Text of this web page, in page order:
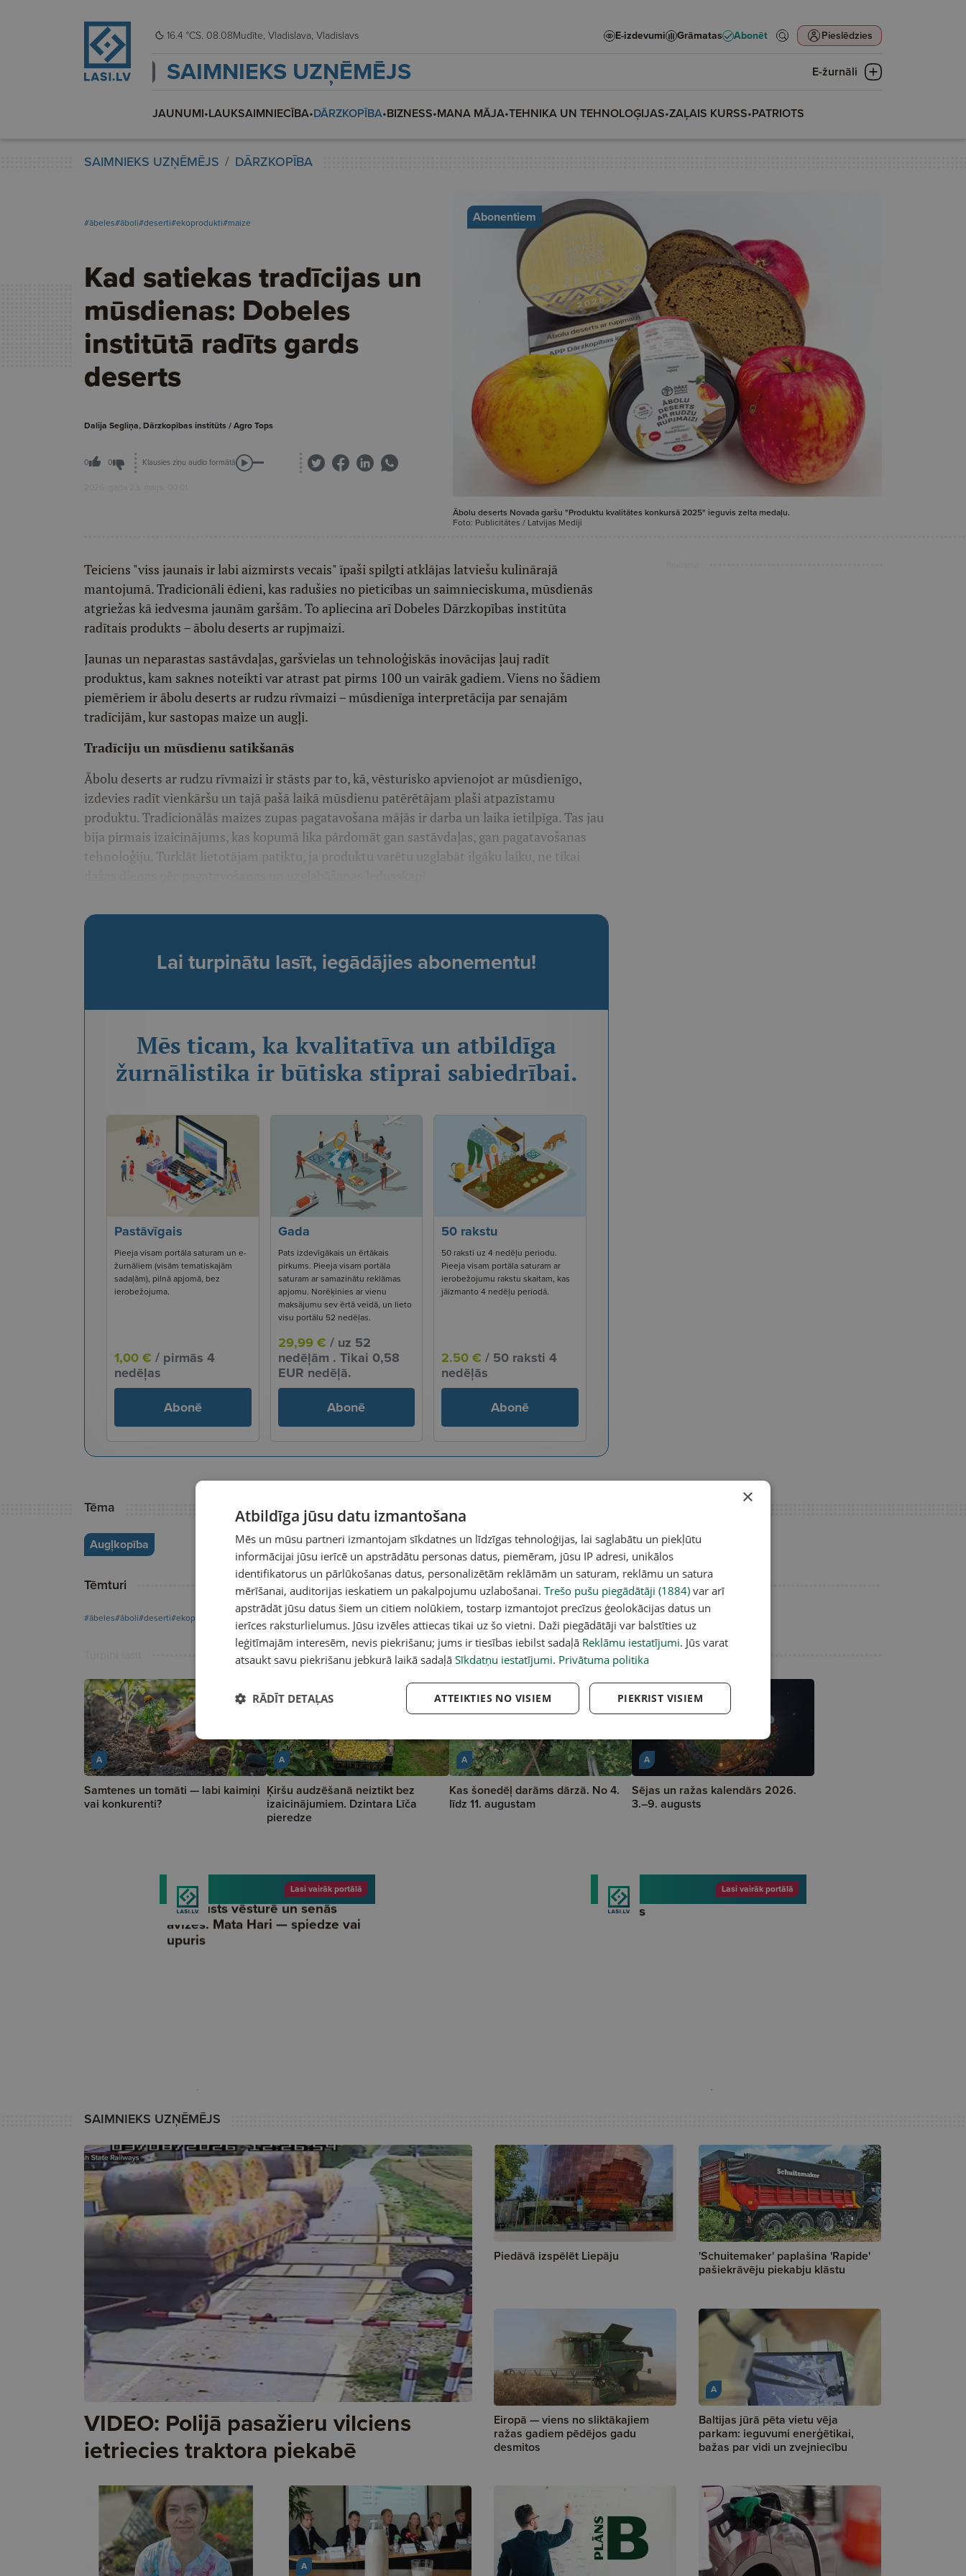
16.4 °CS. 08.08 Mudīte, Vladislava, Vladislavs E-izdevumi Grāmatas Abonēt Pieslēdzies
SAIMNIEKS UZŅĒMĒJS E-žurnāli
JAUNUMI•LAUKSAIMNIECĪBA•DĀRZKOPĪBA•BIZNESS•MANA MĀJA•TEHNIKA UN TEHNOLOĢIJAS•ZAĻAIS KURSS•PATRIOTS
SAIMNIEKS UZŅĒMĒJS DĀRZKOPĪBA
#ābeles#āboli#deserti#ekoprodukti#maize
Kad satiekas tradīcijas un
mūsdienas: Dobeles
institūtā radīts gards
deserts
Dalija Segliņa, Dārzkopības institūts / Agro Tops
0 0 Klausies ziņu audio formātā
2026. gada 23. maijs, 00:01
Abonentiem
Ābolu deserts Novada garšu "Produktu kvalitātes konkursā 2025" ieguvis zelta medaļu.
Foto: Publicitātes / Latvijas Mediji
Teiciens "viss jaunais ir labi aizmirsts vecais" īpaši spilgti atklājas latviešu kulinārajā
mantojumā. Tradicionāli ēdieni, kas radušies no pieticības un saimnieciskuma, mūsdienās
atgriežas kā iedvesma jaunām garšām. To apliecina arī Dobeles Dārzkopības institūta
radītais produkts – ābolu deserts ar rupjmaizi.
Jaunas un neparastas sastāvdaļas, garšvielas un tehnoloģiskās inovācijas ļauj radīt
produktus, kam saknes noteikti var atrast pat pirms 100 un vairāk gadiem. Viens no šādiem
piemēriem ir ābolu deserts ar rudzu rīvmaizi – mūsdienīga interpretācija par senajām
tradīcijām, kur sastopas maize un augļi.
Tradīciju un mūsdienu satikšanās
Ābolu deserts ar rudzu rīvmaizi ir stāsts par to, kā, vēsturisko apvienojot ar mūsdienīgo,
izdevies radīt vienkāršu un tajā pašā laikā mūsdienu patērētājam plaši atpazīstamu
produktu. Tradicionālās maizes zupas pagatavošana mājās ir darba un laika ietilpīga. Tas jau
bija pirmais izaicinājums, kas kopumā lika pārdomāt gan sastāvdaļas, gan pagatavošanas
tehnoloģiju. Turklāt lietotājam patiktu, ja produktu varētu uzglabāt ilgāku laiku, ne tikai
Lai turpinātu lasīt, iegādājies abonementu!
Mēs ticam, ka kvalitatīva un atbildīga
žurnālistika ir būtiska stiprai sabiedrībai.
Pastāvīgais
Pieeja visam portāla saturam un e-
žurnāliem (visām tematiskajām
sadaļām), pilnā apjomā, bez
ierobežojuma.
1,00 € / pirmās 4
nedēļas
Abonē
Gada
Pats izdevīgākais un ērtākais
pirkums. Pieeja visam portāla
saturam ar samazinātu reklāmas
apjomu. Norēķinies ar vienu
maksājumu sev ērtā veidā, un lieto
visu portālu 52 nedēļas.
29,99 € / uz 52
nedēļām . Tikai 0,58
EUR nedēļā.
Abonē
50 rakstu
50 raksti uz 4 nedēļu periodu.
Pieeja visam portāla saturam ar
ierobežojumu rakstu skaitam, kas
jāizmanto 4 nedēļu periodā.
2.50 € / 50 raksti 4
nedēļās
Abonē
Tēma
Augļkopība
Tēmturi
#ābeles#āboli#deserti#ekoprodukti #maize
A
Samtenes un tomāti — labi kaimiņi
vai konkurenti?
A
Ķiršu audzēšanā neiztikt bez
izaicinājumiem. Dzintara Līča
pieredze
A
Kas šonedēļ darāms dārzā. No 4.
līdz 11. augustam
A
Sējas un ražas kalendārs 2026.
3.–9. augusts
SAIMNIEKS UZŅĒMĒJS
VIDEO: Polijā pasažieru vilciens
ietriecies traktora piekabē
Piedāvā izspēlēt Liepāju
'Schuitemaker' paplašina 'Rapide'
pašiekrāvēju piekabju klāstu
Eiropā — viens no sliktākajiem
ražas gadiem pēdējos gadu
desmitos
A
Baltijas jūrā pēta vietu vēja
parkam: ieguvumi enerģētikai,
bažas par vidi un zvejniecību
A
×
Atbildīga jūsu datu izmantošana
Mēs un mūsu partneri izmantojam sīkdatnes un līdzīgas tehnoloģijas, lai saglabātu un piekļūtu
informācijai jūsu ierīcē un apstrādātu personas datus, piemēram, jūsu IP adresi, unikālos
identifikatorus un pārlūkošanas datus, personalizētām reklāmām un saturam, reklāmu un satura
mērīšanai, auditorijas ieskatiem un pakalpojumu uzlabošanai. Trešo pušu piegādātāji (1884) var arī
apstrādāt jūsu datus šiem un citiem nolūkiem, tostarp izmantojot precīzus ģeolokācijas datus un
ierīces raksturlielumus. Jūsu izvēles attiecas tikai uz šo vietni. Daži piegādātāji var balstīties uz
leģitīmajām interesēm, nevis piekrišanu; jums ir tiesības iebilst sadaļā Reklāmu iestatījumi. Jūs varat
atsaukt savu piekrišanu jebkurā laikā sadaļā Sīkdatņu iestatījumi. Privātuma politika
PIEKRIST VISIEM
ATTEIKTIES NO VISIEM
RĀDĪT DETAĻAS